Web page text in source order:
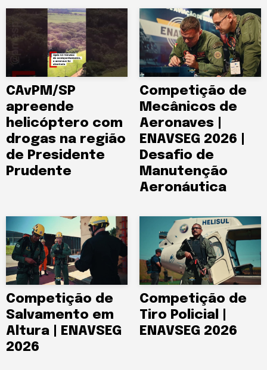
CAvPM/SP
apreende
helicóptero com
drogas na região
de Presidente
Prudente
Competição de
Mecânicos de
Aeronaves |
ENAVSEG 2026 |
Desafio de
Manutenção
Aeronáutica
Competição de
Salvamento em
Altura | ENAVSEG
2026
Competição de
Tiro Policial |
ENAVSEG 2026